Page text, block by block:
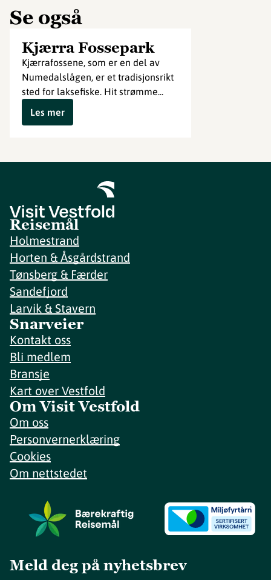
Se også
Kjærra Fossepark
Kjærrafossene, som er en del av
Numedalslågen, er et tradisjonsrikt
sted for laksefiske. Hit strømme...
Les mer
Reisemål
Holmestrand
Horten & Åsgårdstrand
Tønsberg & Færder
Sandefjord
Larvik & Stavern
Snarveier
Kontakt oss
Bli medlem
Bransje
Kart over Vestfold
Om Visit Vestfold
Om oss
Personvernerklæring
Cookies
Om nettstedet
Meld deg på nyhetsbrev